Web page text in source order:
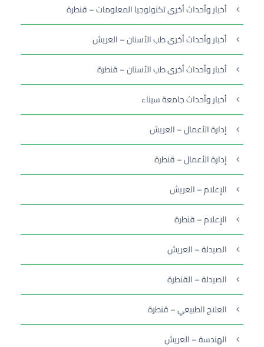
أخبار وأحداث أخرى تكنولوجيا المعلومات – قنطرة
أخبار وأحداث أخرى طب الأسنان – العريش
أخبار وأحداث أخرى طب الأسنان – قنطرة
أخبار وأحداث جامعة سيناء
إدارة الأعمال – العريش
إدارة الأعمال – قنطرة
الإعلام – العريش
الإعلام – قنطرة
الصيدلة – العريش
الصيدلة – القنطرة
العلاج الطبيعي – قنطرة
الهندسة – العريش